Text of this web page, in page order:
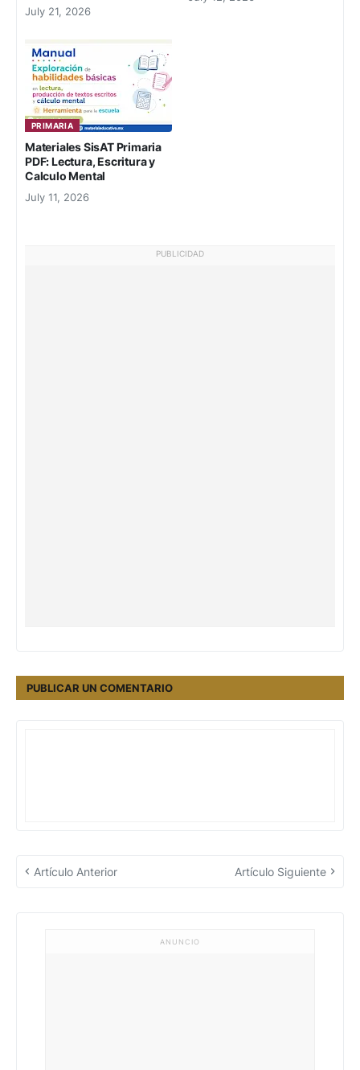
July 21, 2026
PRIMARIA
Materiales SisAT Primaria
PDF: Lectura, Escritura y
Calculo Mental
July 11, 2026
PUBLICIDAD
PUBLICAR UN COMENTARIO
Artículo Anterior Artículo Siguiente
ANUNCIO